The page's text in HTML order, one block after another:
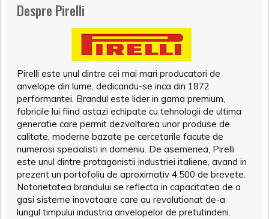
Despre Pirelli
Pirelli este unul dintre cei mai mari producatori de
anvelope din lume, dedicandu-se inca din 1872
performantei. Brandul este lider in gama premium,
fabricile lui fiind astazi echipate cu tehnologii de ultima
generatie care permit dezvoltarea unor produse de
calitate, moderne bazate pe cercetarile facute de
numerosi specialisti in domeniu. De asemenea, Pirelli
este unul dintre protagonistii industriei italiene, avand in
prezent un portofoliu de aproximativ 4.500 de brevete.
Notorietatea brandului se reflecta in capacitatea de a
gasi sisteme inovatoare care au revolutionat de-a
lungul timpului industria anvelopelor de pretutindeni.